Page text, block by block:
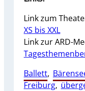
Link zum
XS bis XXL
Link zur ARD-
Ballett,
Freiburg,